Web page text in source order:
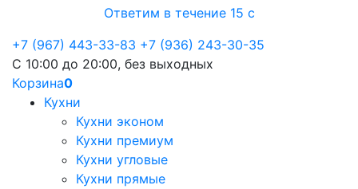
Ответим в течение 15 с
+7 (967) 443-33-83 +7 (936) 243-30-35
С 10:00 до 20:00, без выходных
Корзина0
Кухни
Кухни эконом
Кухни премиум
Кухни угловые
Кухни прямые